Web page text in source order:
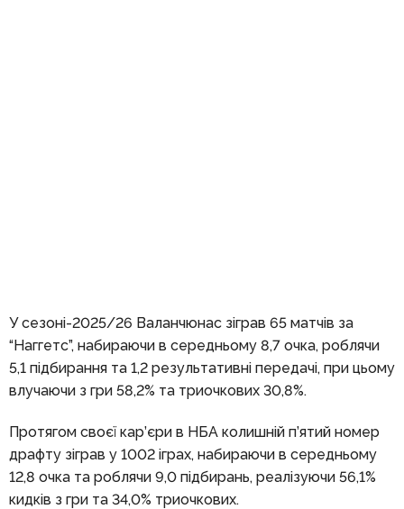
У сезоні-2025/26 Валанчюнас зіграв 65 матчів за
“Наггетс”, набираючи в середньому 8,7 очка, роблячи
5,1 підбирання та 1,2 результативні передачі, при цьому
влучаючи з гри 58,2% та триочкових 30,8%.
Протягом своєї кар’єри в НБА колишній п’ятий номер
драфту зіграв у 1002 іграх, набираючи в середньому
12,8 очка та роблячи 9,0 підбирань, реалізуючи 56,1%
кидків з гри та 34,0% триочкових.